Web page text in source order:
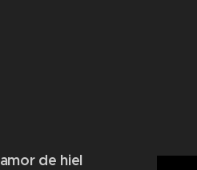
de hiel